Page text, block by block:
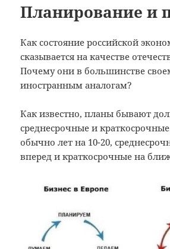
o
k
m в
и
т
ь
Планирование и
Как состояние российской
сказывается на качестве
Почему они в большинстве
иностранным аналогам?
Как известно, планы бывают
среднесрочные и
обычно лет на 10-20,
вперед и краткосрочные на